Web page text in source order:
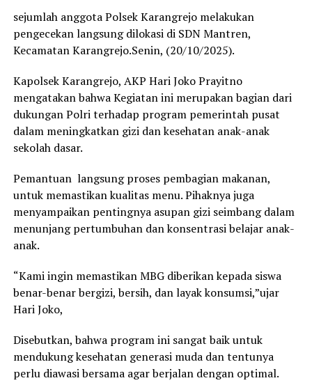
sejumlah anggota Polsek Karangrejo melakukan
pengecekan langsung dilokasi di SDN Mantren,
Kecamatan Karangrejo.Senin, (20/10/2025).
Kapolsek Karangrejo, AKP Hari Joko Prayitno
mengatakan bahwa Kegiatan ini merupakan bagian dari
dukungan Polri terhadap program pemerintah pusat
dalam meningkatkan gizi dan kesehatan anak-anak
sekolah dasar.
Pemantuan langsung proses pembagian makanan,
untuk memastikan kualitas menu. Pihaknya juga
menyampaikan pentingnya asupan gizi seimbang dalam
menunjang pertumbuhan dan konsentrasi belajar anak-
anak.
“Kami ingin memastikan MBG diberikan kepada siswa
benar-benar bergizi, bersih, dan layak konsumsi,”ujar
Hari Joko,
Disebutkan, bahwa program ini sangat baik untuk
mendukung kesehatan generasi muda dan tentunya
perlu diawasi bersama agar berjalan dengan optimal.